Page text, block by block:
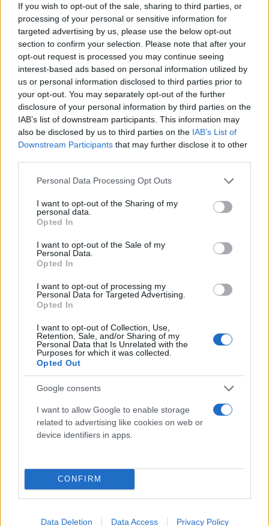
If you wish to opt-out of the sale, sharing to third parties, or
processing of your personal or sensitive information for
targeted advertising by us, please use the below opt-out
section to confirm your selection. Please note that after your
opt-out request is processed you may continue seeing
interest-based ads based on personal information utilized by
us or personal information disclosed to third parties prior to
your opt-out. You may separately opt-out of the further
disclosure of your personal information by third parties on the
IAB’s list of downstream participants. This information may
also be disclosed by us to third parties on the IAB’s List of
Downstream Participants that may further disclose it to other
Please note that this website/app uses one or more Google
not limited to your visit or usage behaviour. You may click to
grant or deny consent to Google and its third-party tags to
use your data for below specified purposes in below Google
consent section.
Personal Data Processing Opt Outs
I want to opt-out of the Sharing of my
personal data.
Opted In
I want to opt-out of the Sale of my
Personal Data.
Opted In
I want to opt-out of processing my
Personal Data for Targeted Advertising.
Opted In
I want to opt-out of Collection, Use,
Retention, Sale, and/or Sharing of my
Personal Data that Is Unrelated with the
Purposes for which it was collected.
Opted Out
Google consents
I want to allow Google to enable storage
related to advertising like cookies on web or
device identifiers in apps.
CONFIRM
Data Deletion Data Access Privacy Policy
Η Ουκρανία βρίσκεται στο επίκεντρο αυτής της
ανησυχίας. Σύμφωνα με τις αμερικανικές
υπηρεσίες πληροφοριών, ορισμένα εργαστήρια που
διαχειρίζονται επικίνδυνους παθογόνους
οργανισμούς βρίσκονται σε περιοχές που έχουν
επηρεαστεί από τον πόλεμο.
Η πιθανότητα καταστροφής υποδομών, κατάληψης
εγκαταστάσεων ή απώλειας ελέγχου βιολογικού
Σε συνθήκες σύγκρουσης, η γραμμή μεταξύ
επιστημονικής δραστηριότητας και κρίσης
Το 2022, η εκπρόσωπος του Λευκού Οίκου Τζεν
Ψάκι κλήθηκε να σχολιάσει τους ισχυρισμούς ότι
υπήρχαν βιολογικά εργαστήρια στην Ουκρανία.
όπλων» και στη συνέχεια χαρακτήρισε το όλο θέμα
ως ρωσική παραπληροφόρηση.
In 2022 Jen Psaki was asked about claims that we
were operating biolabs in Ukraine. She denied the
existence of "bioweapons" programs and then
called the whole thing Russian disinformation.
— MAZE (@mazemoore)June 12, 2026
Η «διπλή χρήση» και το όριο με τον βιολογικό πόλεμο